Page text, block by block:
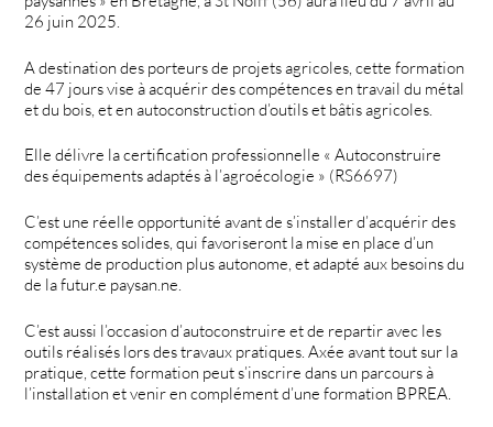
26 juin 2025.
A destination des porteurs de projets agricoles, cette formation
de 47 jours vise à acquérir des compétences en travail du métal
et du bois, et en autoconstruction d’outils et bâtis agricoles.
Elle délivre la certification professionnelle « Autoconstruire
des équipements adaptés à l’agroécologie » (RS6697)
C’est une réelle opportunité avant de s’installer d’acquérir des
compétences solides, qui favoriseront la mise en place d’un
système de production plus autonome, et adapté aux besoins du
de la futur.e paysan.ne.
C’est aussi l’occasion d’autoconstruire et de repartir avec les
outils réalisés lors des travaux pratiques. Axée avant tout sur la
pratique, cette formation peut s’inscrire dans un parcours à
l’installation et venir en complément d’une formation BPREA.